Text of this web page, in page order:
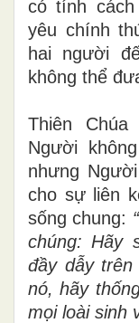
cótính
yêu chính
hai người
không thể
Thiên
Người
nhưng
cho sự liên
sống chung:
chúng: Hãy
đầy dẫy tr
nó, hãy thốn
mọi loàisinh